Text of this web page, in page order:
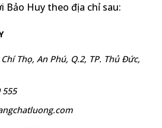
Bảo Huy theo địa chỉ sau:
Thọ, An Phú, Q.2, TP. Thủ Đức,